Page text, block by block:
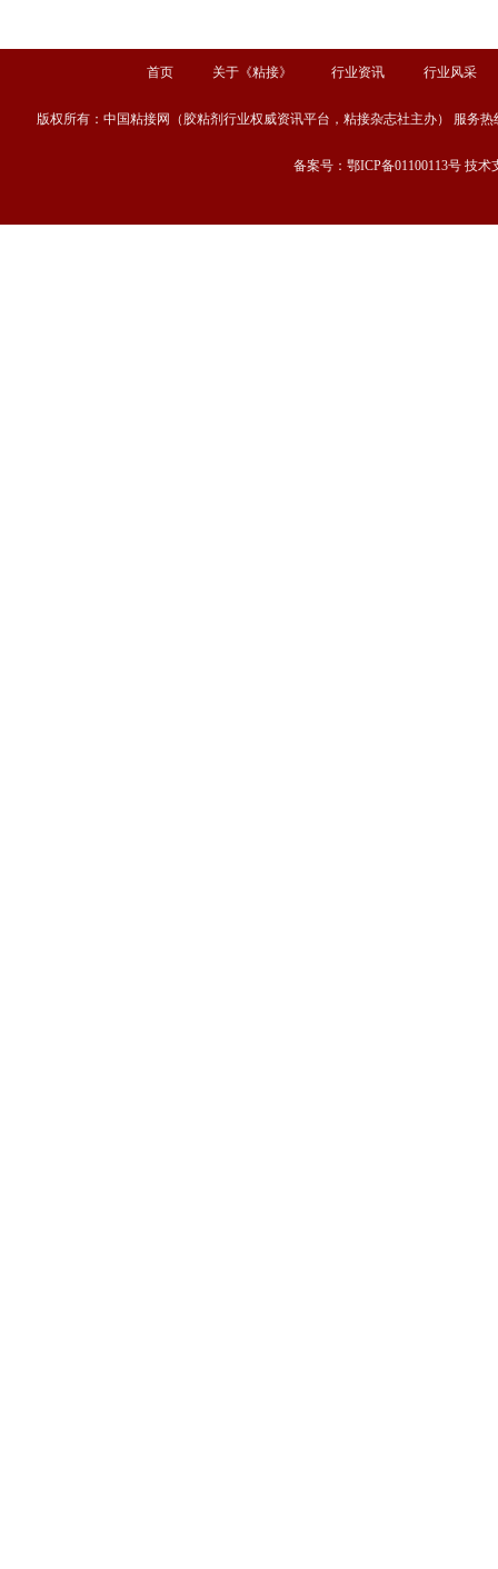
首页 关于《粘接》 行业资讯 行业风采
版权所有：中国粘接网（胶粘剂行业权威资讯平台，粘接杂志社主办） 服务热
备案号：鄂ICP备01100113号 技术